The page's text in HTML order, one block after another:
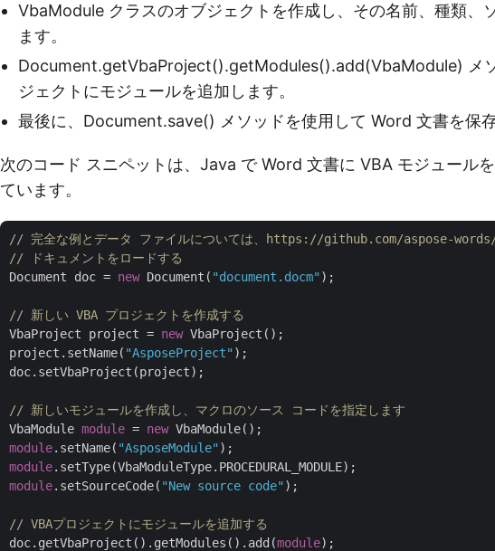
VbaModule クラスのオブジェクトを作成し、その名前、種類、
ます。
Document.getVbaProject().getModules().add(VbaModule) メ
ジェクトにモジュールを追加します。
最後に、Document.save() メソッドを使用して Word 文書を保存
次のコード スニペットは、Java で Word 文書に VBA モジュール
ています。
// 完全な例とデータ ファイルについては、https://github.com/aspose-words/
// ドキュメントをロードする
Document doc = new Document( "document.docm" );
// 新しい VBA プロジェクトを作成する
VbaProject project = new VbaProject();
project.setName( "AsposeProject" );
doc.setVbaProject(project);
// 新しいモジュールを作成し、マクロのソース コードを指定します
VbaModule module = new
module.setName( "AsposeModule"
module
module.setSourceCode( "New source code" );
// VBAプロジェクトにモジュールを追加する
doc.getVbaProject().getModules().add(module);